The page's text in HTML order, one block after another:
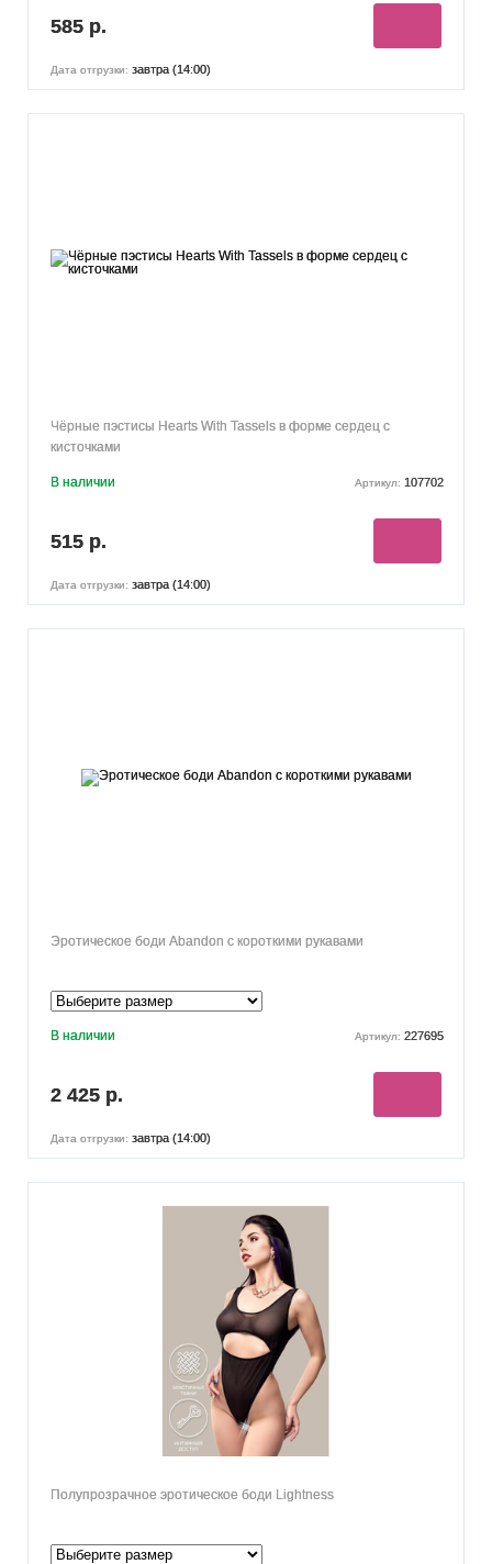
585 р.
Дата отгрузки: завтра (14:00)
Чёрные пэстисы Hearts With Tassels в форме сердец с
кисточками
В наличии Артикул: 107702
515 р.
Дата отгрузки: завтра (14:00)
Эротическое боди Abandon с короткими рукавами
В наличии Артикул: 227695
2 425 р.
Дата отгрузки: завтра (14:00)
Полупрозрачное эротическое боди Lightness